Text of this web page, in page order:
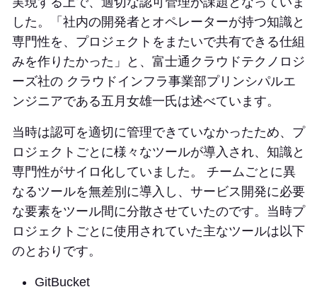
した。「社内の開発者とオペレーターが持つ知識と
専門性を、プロジェクトをまたいで共有できる仕組
みを作りたかった」と、富士通クラウドテクノロジ
ーズ社の クラウドインフラ事業部プリンシパルエ
ンジニアである五月女雄一氏は述べています。
当時は認可を適切に管理できていなかったため、プ
ロジェクトごとに様々なツールが導入され、知識と
専門性がサイロ化していました。 チームごとに異
なるツールを無差別に導入し、サービス開発に必要
な要素をツール間に分散させていたのです。当時プ
ロジェクトごとに使用されていた主なツールは以下
のとおりです。
GitBucket